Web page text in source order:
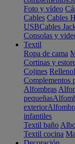
Foto y vídeo
Cables Cables
USBCables
Consolas y
Textil
Ropa de cama
Cortinas y
Cojines Relleno
Complementos
Alfombras
pequeñas
exterior
infantiles
Textil baño
Textil cocina